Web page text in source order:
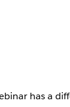
has a